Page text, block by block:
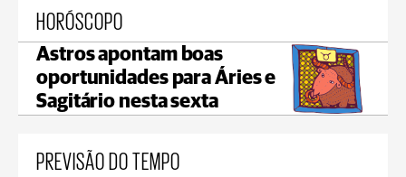
HORÓSCOPO
Astros apontam boas
oportunidades para Áries e
Sagitário nesta sexta
PREVISÃO DO TEMPO